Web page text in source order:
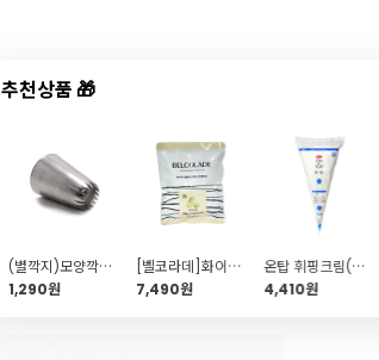
추천상품 🎁
(별깍지)모양깍지(No.869K\/머랭쿠키\/상투별)
1,290원
[벨코라데]화이트커버처초콜릿(200g\/카카오 트레이스)
7,490원
온탑 휘핑크림(식물성생크림\/340g)
4,410원
브랜드샵신상품 TOP50특가/혜택